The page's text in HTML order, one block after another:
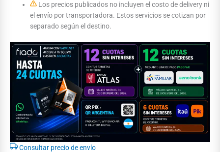
Los precios publicados no incluyen el costo de delivery ni
el envío por transportadora. Estos servicios se cotizan por
separado según el destino.
Consultar precio de envío